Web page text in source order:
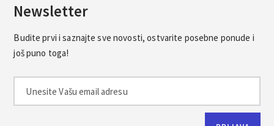
Newsletter
Budite prvi i saznajte sve novosti, ostvarite posebne ponude i
još puno toga!